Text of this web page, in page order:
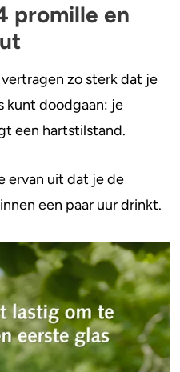
promille en
zo sterk dat je
kunt doodgaan: je
een hartstilstand.
ervan uit dat je de
een paar uur drinkt.